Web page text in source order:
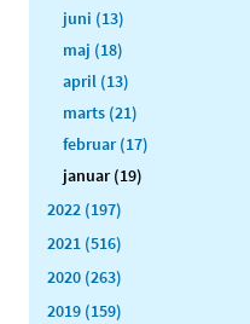
juni (13)
maj (18)
april (13)
marts (21)
februar (17)
januar (19)
2022 (197)
2021 (516)
2020 (263)
2019 (159)